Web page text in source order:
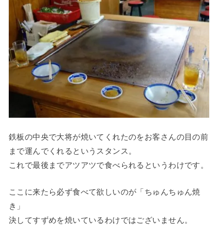
鉄板の中央で大将が焼いてくれたのをお客さんの目の前
まで運んでくれるというスタンス。
これで最後までアツアツで食べられるというわけです。
ここに来たら必ず食べて欲しいのが「ちゅんちゅん焼
き」
決してすずめを焼いているわけではございません。